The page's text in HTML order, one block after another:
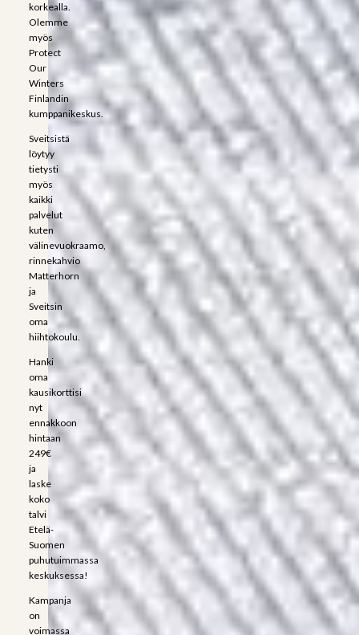
korkealla.
Olemme
myös
Protect
Our
Winters
Finlandin
kumppanikeskus.
Sveitsistä
löytyy
tietysti
myös
kaikki
palvelut
kuten
välinevuokraamo,
rinnekahvio
Matterhorn
ja
Sveitsin
oma
hiihtokoulu.
Hanki
oma
kausikorttisi
nyt
ennakkoon
hintaan
249€
ja
laske
koko
talvi
Etelä-
Suomen
puhutuimmassa
keskuksessa!
Kampanja
on
voimassa